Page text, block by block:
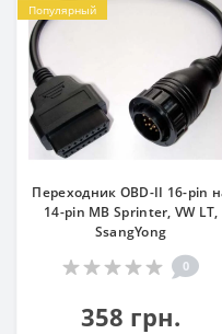
Популярный
Переходник OBD-II 16-pin
14-pin MB Sprinter, VW LT,
SsangYong
0
358 грн.